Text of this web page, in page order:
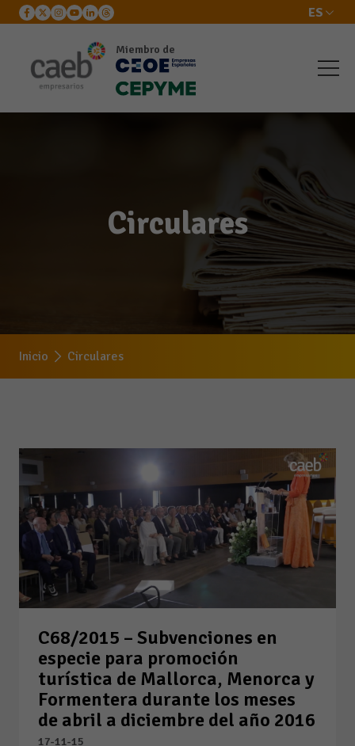
ES
Miembro de
Circulares
Inicio Circulares
C68/2015 – Subvenciones en
especie para promoción
turística de Mallorca, Menorca y
Formentera durante los meses
de abril a diciembre del año 2016
17-11-15